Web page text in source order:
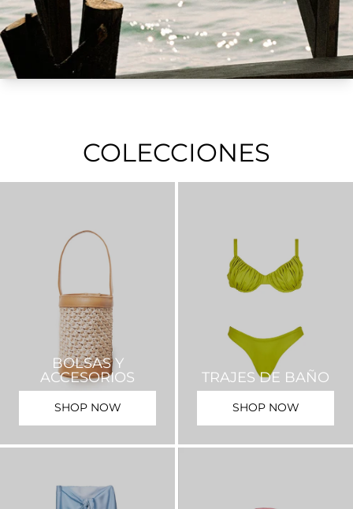
COLECCIONES
BOLSAS Y
ACCESORIOS
SHOP NOW
TRAJES DE BAÑO
SHOP NOW